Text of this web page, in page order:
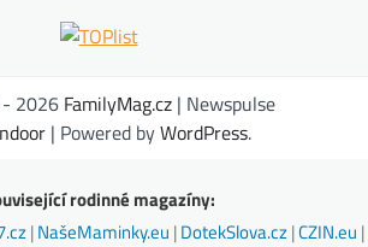
2026 FamilyMag.cz | Newspulse
| Powered byWordPress.
rodinné magazíny:
|NašeMaminky.eu |DotekSlova.cz|CZIN.eu |